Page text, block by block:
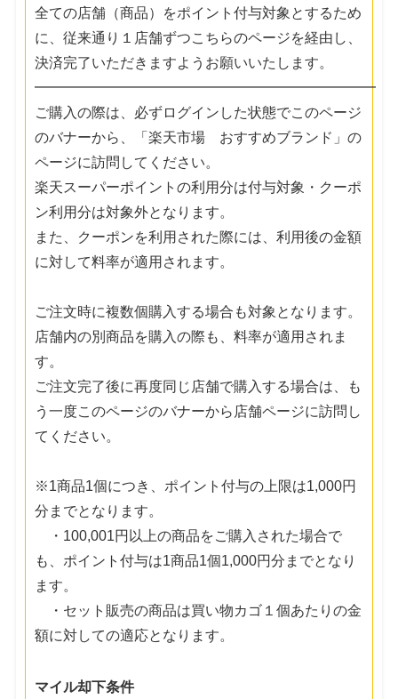
全ての店舗（商品）をポイント付与対象とするため
に、従来通り１店舗ずつこちらのページを経由し、
決済完了いただきますようお願いいたします。
━━━━━━━━━━━━━━━━━━━━━━━━
ご購入の際は、必ずログインした状態でこのページ
のバナーから、「楽天市場 おすすめブランド」の
ページに訪問してください。
楽天スーパーポイントの利用分は付与対象・クーポ
ン利用分は対象外となります。
また、クーポンを利用された際には、利用後の金額
に対して料率が適用されます。
ご注文時に複数個購入する場合も対象となります。
店舗内の別商品を購入の際も、料率が適用されま
す。
ご注文完了後に再度同じ店舗で購入する場合は、も
う一度このページのバナーから店舗ページに訪問し
てください。
※1商品1個につき、ポイント付与の上限は1,000円
分までとなります。
・100,001円以上の商品をご購入された場合で
も、ポイント付与は1商品1個1,000円分までとなり
ます。
・セット販売の商品は買い物カゴ１個あたりの金
額に対しての適応となります。
マイル却下条件